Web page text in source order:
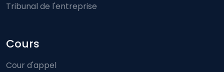
Tribunal de l'entreprise
Cours
Cour d'appel